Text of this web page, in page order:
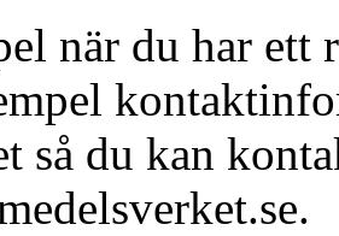
när du har ett
så du kan